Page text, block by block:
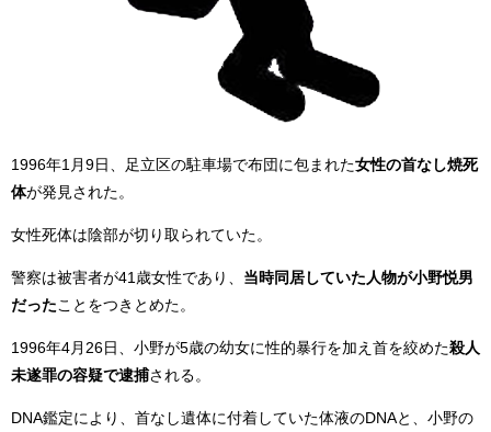
1996年1月9日、足立区の駐車場で布団に包まれた女性の首なし焼死
体が発見された。
女性死体は陰部が切り取られていた。
警察は被害者が41歳女性であり、 当時同居していた人物が小野悦男
だった ことをつきとめた。
1996年4月26日、小野が5歳の幼女に性的暴行を加え首を絞めた殺人
未遂罪の容疑で逮捕される。
DNA鑑定により、首なし遺体に付着していた体液のDNAと、小野の